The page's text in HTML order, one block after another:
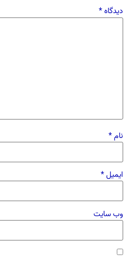
دیدگاه*
نام*
ایمیل*
وب‌ سایت